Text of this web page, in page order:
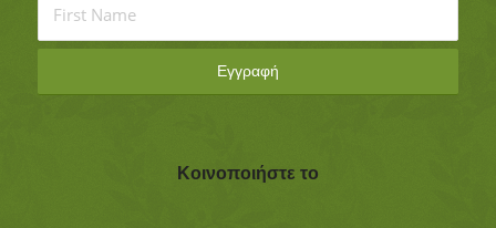
Κοινοποιήστε το